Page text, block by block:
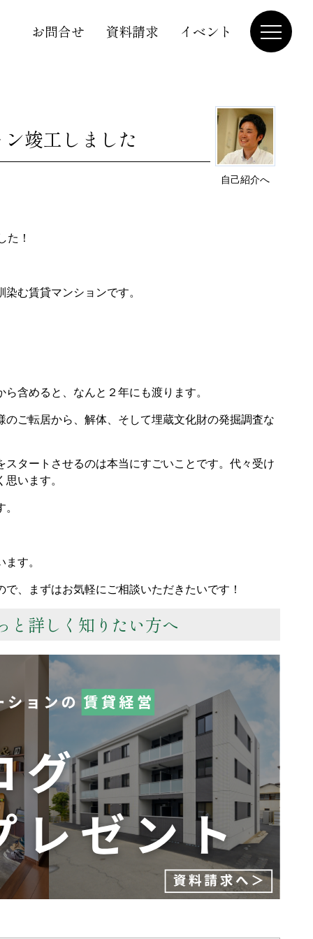
お問合せ 資料請求 イベント
自己紹介へ
竣工しました
た！
む賃貸マンションです。
含めると、なんと２年にも渡ります。
ご転居から、解体、そして埋蔵文化財の発掘調査な
タートさせるのは本当にすごいことです。代々受け
います。
す。
、まずはお気軽にご相談いただきたいです！
と詳しく知りたい方へ